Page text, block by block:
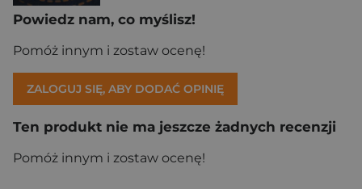
Powiedz nam, co myślisz!
Pomóż innym i zostaw ocenę!
ZALOGUJ SIĘ, ABY DODAĆ OPINIĘ
Ten produkt nie ma jeszcze żadnych recenzji
Pomóż innym i zostaw ocenę!